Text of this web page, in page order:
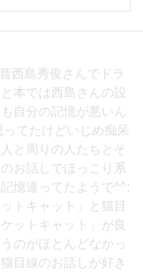
西島秀俊さんでドラ
本では西島さんの設
自分の記憶が悪いん
てたけどいじめ痴呆
と周りの人たちとそ
お話しでほっこり系
憶違ってたようで^^;
トキャット」と猫目
ットキャット」が良
のがほとんどなかっ
目線のお話しが好き